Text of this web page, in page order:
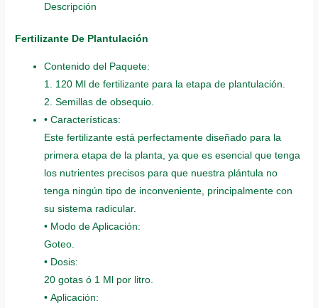
AmarillosDescripción
Fertilizante De Plantulación
Contenido del Paquete:
1. 120 Ml de fertilizante para la etapa de plantulación.
2. Semillas de obsequio.
• Características:
Este fertilizante está perfectamente diseñado para la
primera etapa de la planta, ya que es esencial que tenga
los nutrientes precisos para que nuestra plántula no
tenga ningún tipo de inconveniente, principalmente con
su sistema radicular.
• Modo de Aplicación:
Goteo.
• Dosis:
20 gotas ó 1 Ml por litro.
• Aplicación: